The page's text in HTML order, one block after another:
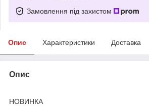
Замовлення під захистом
Опис Характеристики Доставка
Опис
НОВИНКА